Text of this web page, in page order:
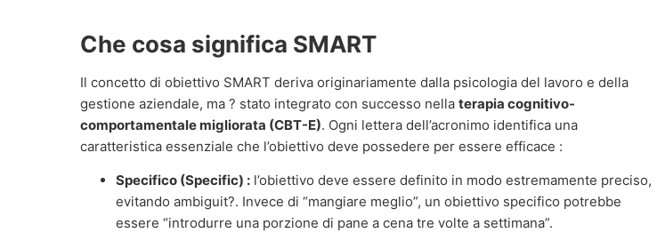
Che cosa significa SMART
Il concetto di obiettivo SMART deriva originariamente dalla psicologia del lavoro e della
gestione aziendale, ma ? stato integrato con successo nella terapia cognitivo-
comportamentale migliorata (CBT-E). Ogni lettera dell’acronimo identifica una
caratteristica essenziale che l’obiettivo deve possedere per essere efficace :
Specifico (Specific) : l’obiettivo deve essere definito in modo estremamente preciso,
evitando ambiguit?. Invece di “mangiare meglio”, un obiettivo specifico potrebbe
essere “introdurre una porzione di pane a cena tre volte a settimana”.